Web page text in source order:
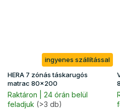
ingyenes szállítással
HERA 7 zónás táskarugós
matrac 80x200
Raktáron | 24 órán belül
feladjuk (>3 db)